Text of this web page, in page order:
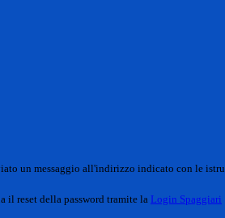
un messaggio all'indirizzo indicato con le
il reset della password tramite la Login Spaggiari